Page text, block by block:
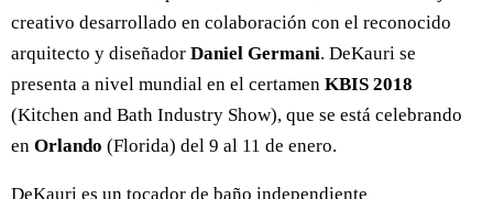
creativo desarrollado en colaboración con el reconocido
arquitecto y diseñador Daniel Germani. DeKauri se
presenta a nivel mundial en el certamen KBIS 2018
(Kitchen and Bath Industry Show), que se está celebrando
en Orlando (Florida) del 9 al 11 de enero.
DeKauri es un tocador de baño independiente